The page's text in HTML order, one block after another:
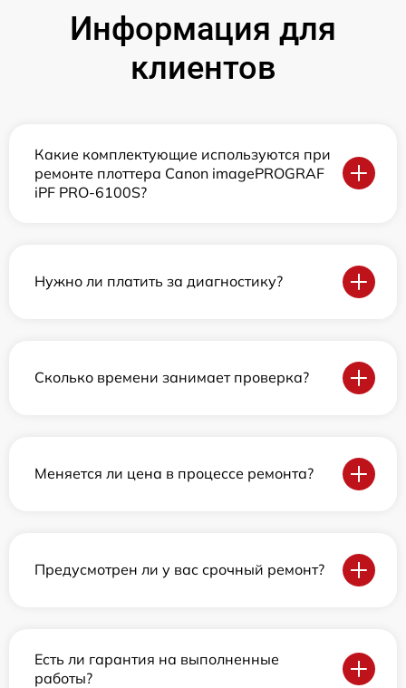
Информация для
клиентов
Какие комплектующие используются при
ремонте плоттера Canon imagePROGRAF
iPF PRO-6100S?
Нужно ли платить за диагностику?
Сколько времени занимает проверка?
Меняется ли цена в процессе ремонта?
Предусмотрен ли у вас срочный ремонт?
Есть ли гарантия на выполненные
работы?